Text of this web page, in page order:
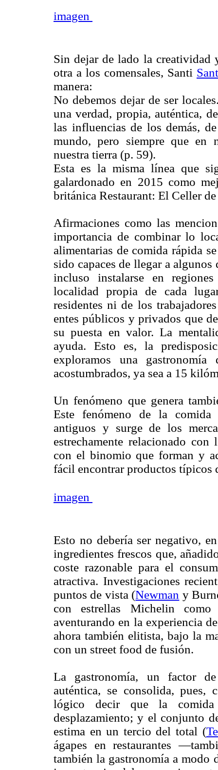
imagen
Sin dejar de lado la creatividad
otra a los comensales, Santi
manera:
No debemos dejar de ser
una verdad, propia, auténtica,
las influencias de los demás,
mundo, pero siempre que en
nuestra tierra (p. 59).
Esta es la misma línea que
galardonado en 2015 como
británica Restaurant: El Celler
Afirmaciones como las
importancia de combinar lo
alimentarias de comida rápida
sido capaces de llegar a
incluso instalarse en
localidad propia de cada
residentes ni de los
entes públicos y privados que
su puesta en valor. La
ayuda. Esto es, la
exploramos una
acostumbrados, ya sea a 15
Un fenómeno que genera
Este fenómeno de la comida
antiguos y surge de los
estrechamente relacionado
con el binomio que forman y
fácil encontrar productos típicos
imagen
Esto no debería ser negativo,
ingredientes frescos que,
coste razonable para el
atractiva. Investigaciones
puntos de vista (Newman y
con estrellas Michelin
aventurando en la experiencia
ahora también elitista, bajo la
con un street food de fusión.
La gastronomía, un factor
auténtica, se consolida,
lógico decir que la comida
desplazamiento; y el conjunto
estima en un tercio del total (
ágapes en restaurantes
también la gastronomía a modo